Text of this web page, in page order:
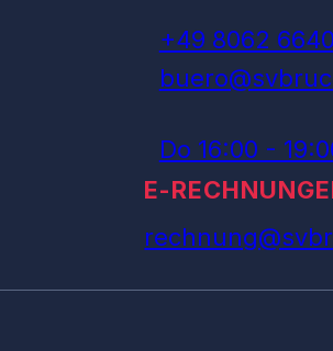
+49 8062
Do 16:00 -
E-